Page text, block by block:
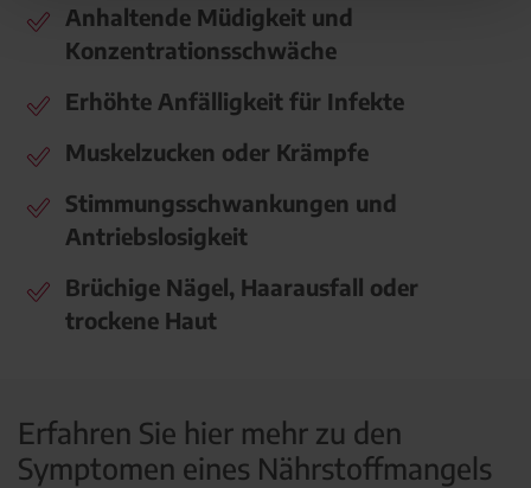
Anhaltende Müdigkeit und
Konzentrationsschwäche
Erhöhte Anfälligkeit für Infekte
Muskelzucken oder Krämpfe
Stimmungsschwankungen und
Antriebslosigkeit
Brüchige Nägel, Haarausfall oder
trockene Haut
Erfahren Sie hier mehr zu den
Symptomen eines Nährstoffmangels